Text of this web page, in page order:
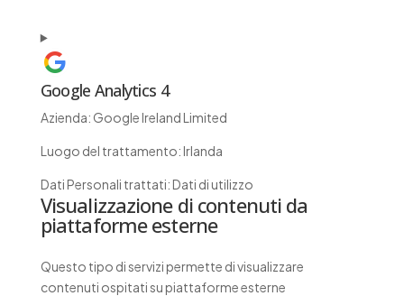
Google Analytics 4
Azienda: Google Ireland Limited
Luogo del trattamento:Irlanda
Dati Personali trattati:Dati di utilizzo
Visualizzazione di contenuti da
piattaforme esterne
Questo tipo di servizi permette di visualizzare
contenuti ospitati su piattaforme esterne